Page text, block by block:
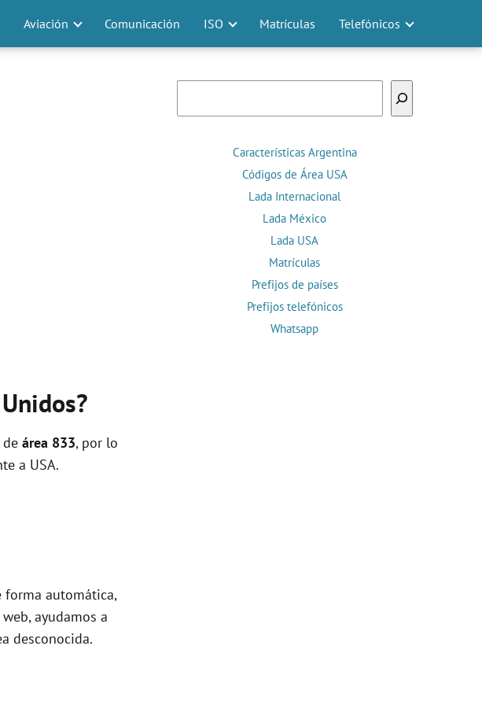
Aviación Comunicación ISO Matrículas Telefónicos
área 833, por lo
a USA.
forma automática,
ayudamos a
desconocida.
Características Argentina
Códigos de Área USA
Lada Internacional
Lada México
Lada USA
Matrículas
Prefijos de países
Prefijos telefónicos
Whatsapp